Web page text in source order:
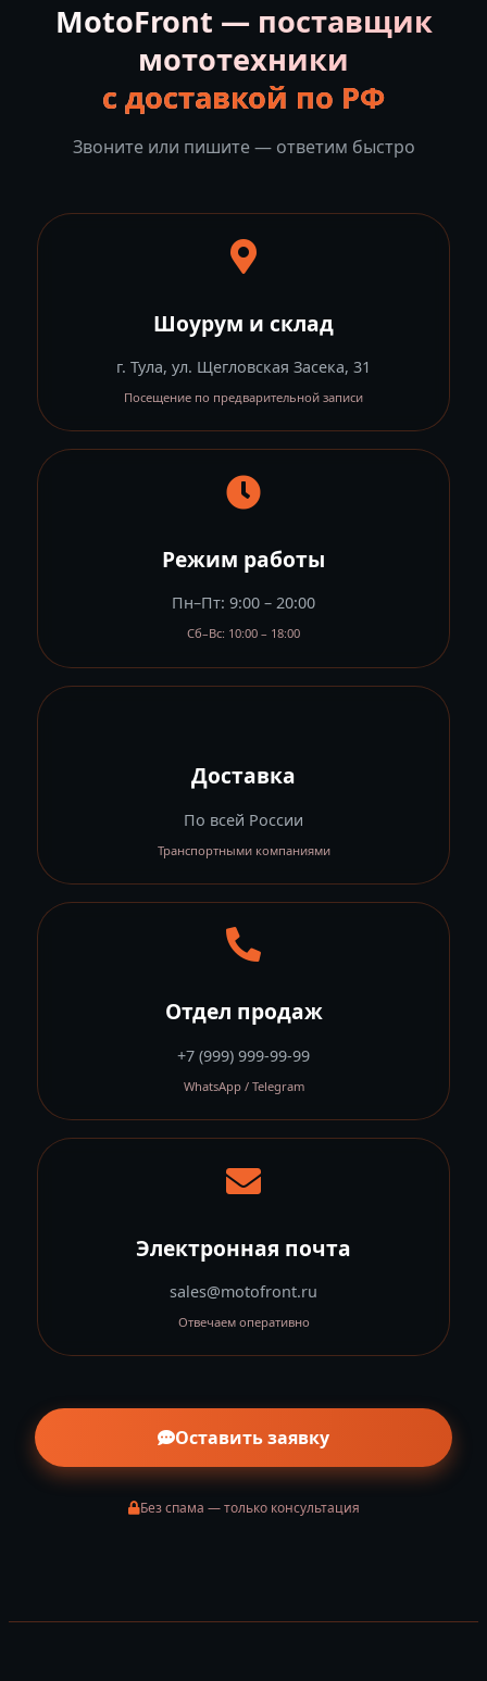
MotoFront — поставщик
мототехники
с доставкой по РФ
Звоните или пишите — ответим быстро
Шоурум и склад
г. Тула, ул. Щегловская Засека, 31
Посещение по предварительной записи
Режим работы
Пн–Пт: 9:00 – 20:00
Сб–Вс: 10:00 – 18:00
Доставка
По всей России
Транспортными компаниями
Отдел продаж
+7 (999) 999-99-99
WhatsApp / Telegram
Электронная почта
sales@motofront.ru
Отвечаем оперативно
Оставить заявку
Без спама — только консультация